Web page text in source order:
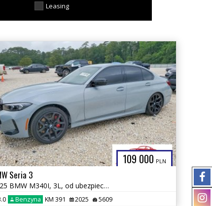
Leasing
109 000 PLN
Seria 3
2025 BMW M340I, 3L, od ubezpieczalni
Benzyna KM 391 2025 5609